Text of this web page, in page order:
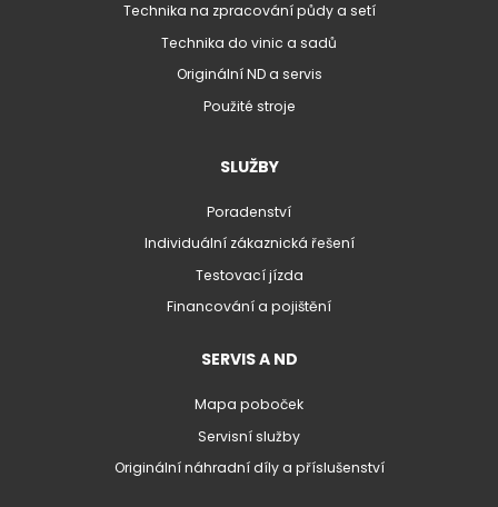
Technika na zpracování půdy a setí
Technika do vinic a sadů
Originální ND a servis
Použité stroje
SLUŽBY
Poradenství
Individuální zákaznická řešení
Testovací jízda
Financování a pojištění
SERVIS A ND
Mapa poboček
Servisní služby
Originální náhradní díly a příslušenství